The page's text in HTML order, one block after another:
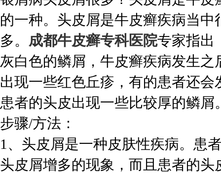
的一种。头皮屑是牛皮癣疾病当
多。 成都牛皮癣专科医院专家指出
灰白色的鳞屑，牛皮癣疾病发生
出现一些红色丘疹，有的患者还
患者的头皮出现一些比较厚的鳞屑
步骤/方法：
1、头皮屑是一种皮肤性疾病。患
头皮屑增多的现象，而且患者的